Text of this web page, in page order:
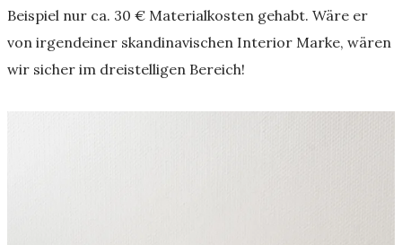
Beispiel nur ca. 30 € Materialkosten gehabt. Wäre er
von irgendeiner skandinavischen Interior Marke, wären
wir sicher im dreistelligen Bereich!